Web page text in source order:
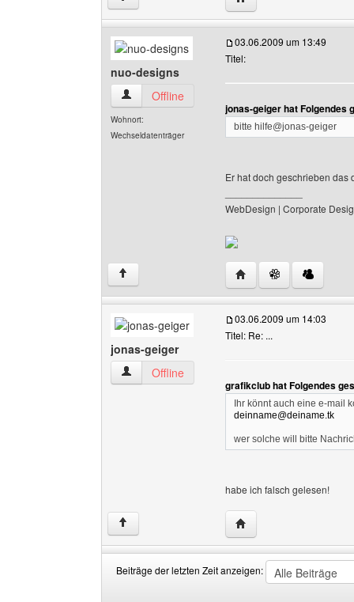
nuo-designs
nuo-designs Benutzer-Profile anzeigen
Offline
Wohnort:
Wechseldatenträger
03.06.2009 um 13:49
Titel:
jonas-geiger hat Folgendes
bitte hilfe@jonas-geiger
Er hat doch geschrieben das
WebDesign | Corporate
↑ Website dieses
jonas-geiger
jonas-geiger Benutzer-Profile anzeigen
Offline
03.06.2009 um 14:03
Titel: Re: ...
grafikclub hat Folgendes
Ihr könnt auch eine e-mail
deinname@deiname.tk
wer solche will bitte
habe ich falsch gelesen!
↑ Website dieses
Beiträge der letzten Zeit anzeigen: